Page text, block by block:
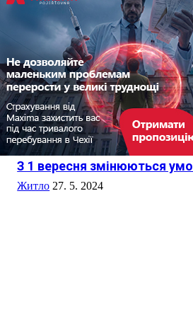
З 1 вересня змінюються
Житло 27. 5. 2024